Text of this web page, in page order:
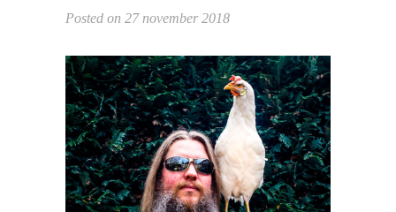
Posted on 27 november 2018